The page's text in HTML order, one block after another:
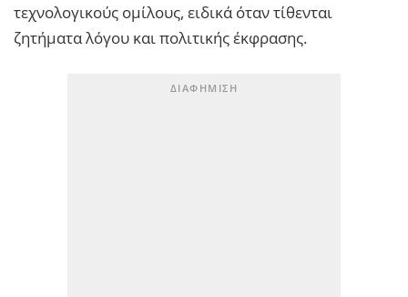
τεχνολογικούς ομίλους, ειδικά όταν τίθενται
ζητήματα λόγου και πολιτικής έκφρασης.